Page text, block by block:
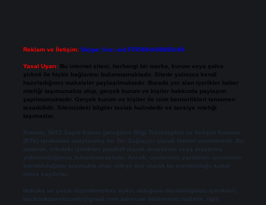
Reklam ve İletişim: Skype: live:.cid.575569c608265c69
Yasal Uyarı: Bu internet sitesi, herhangi bir marka, kurum veya şahıs
şirketi ile hiçbir bağlantısı bulunmamaktadır. Sitede yalnızca kendi
hazırladığımız makaleler paylaşılmaktadır. Burada yer alan içerikler haber
niteliği taşımamakta olup, gerçek kurum ve kişiler hakkında paylaşım
yapılmamaktadır. Gerçek kurum ve kişiler ile isim benzerlikleri tamamen
tesadüfidir. Sitemizdeki bilgiler taslak halindedir ve tavsiye niteliği
taşımazlar.
Sitemiz, 5651 Sayılı Kanun gereğince Bilgi Teknolojileri ve İletişim Kurumu
(BTK) tarafından onaylanmış bir Yer Sağlayıcı olarak hizmet vermektedir. Bu
nedenle, sitedeki içerikleri proaktif olarak denetleme veya araştırma
yükümlülüğümüz bulunmamaktadır. Ancak, üyelerimiz yazdıkları içeriklerin
sorumluluğunu taşımakta olup, siteye üye olarak bu sorumluluğu kabul
etmiş sayılırlar.
Hukuka ve yasal düzenlemelere aykırı olduğunu düşündüğünüz içerikleri,
backlinkpanelicomtr@gmail.com adresine bildirmeniz halinde, ilgili